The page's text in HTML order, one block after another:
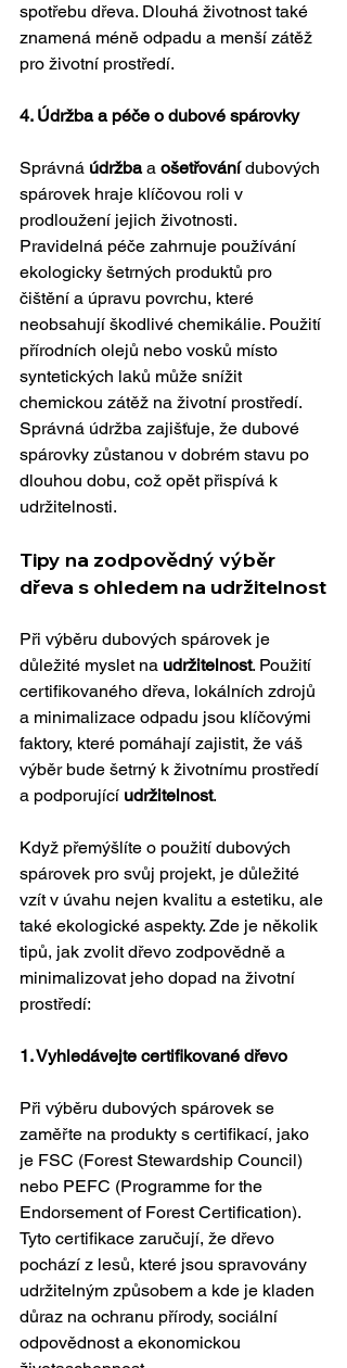
spotřebu dřeva. Dlouhá životnost také
znamená méně odpadu a menší zátěž
pro životní prostředí.
4. Údržba a péče o dubové spárovky
Správná údržba a ošetřování dubových
spárovek hraje klíčovou roli v
prodloužení jejich životnosti.
Pravidelná péče zahrnuje používání
ekologicky šetrných produktů pro
čištění a úpravu povrchu, které
neobsahují škodlivé chemikálie. Použití
přírodních olejů nebo vosků místo
syntetických laků může snížit
chemickou zátěž na životní prostředí.
Správná údržba zajišťuje, že dubové
spárovky zůstanou v dobrém stavu po
dlouhou dobu, což opět přispívá k
udržitelnosti.
Tipy na zodpovědný výběr
dřeva s ohledem na udržitelnost
Při výběru dubových spárovek je
důležité myslet na udržitelnost. Použití
certifikovaného dřeva, lokálních zdrojů
a minimalizace odpadu jsou klíčovými
faktory, které pomáhají zajistit, že váš
výběr bude šetrný k životnímu prostředí
a podporující udržitelnost.
Když přemýšlíte o použití dubových
spárovek pro svůj projekt, je důležité
vzít v úvahu nejen kvalitu a estetiku, ale
také ekologické aspekty. Zde je několik
tipů, jak zvolit dřevo zodpovědně a
minimalizovat jeho dopad na životní
prostředí:
1. Vyhledávejte certifikované dřevo
Při výběru dubových spárovek se
zaměřte na produkty s certifikací, jako
je FSC (Forest Stewardship Council)
nebo PEFC (Programme for the
Endorsement of Forest Certification).
Tyto certifikace zaručují, že dřevo
pochází z lesů, které jsou spravovány
udržitelným způsobem a kde je kladen
důraz na ochranu přírody, sociální
odpovědnost a ekonomickou